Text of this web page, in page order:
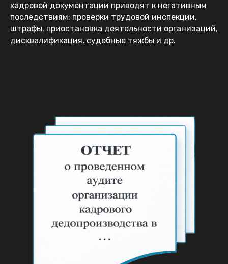
кадровой документации приводят к негативным
последствиям: проверки трудовой инспекции,
штрафы, приостановка деятельности организаций,
дисквалификация, судебные тяжбы и др.